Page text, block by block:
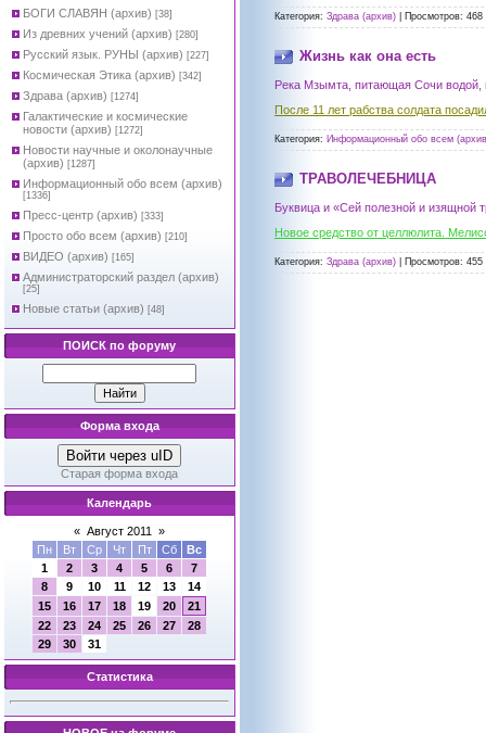
БОГИ СЛАВЯН (архив) [38]
Из древних учений (архив) [280]
Русский язык. РУНЫ (архив) [227]
Космическая Этика (архив) [342]
Здрава (архив) [1274]
Галактические и космические
новости (архив) [1272]
Новости научные и околонаучные
(архив) [1287]
Информационный обо всем (архив)
[1336]
Пресс-центр (архив) [333]
Просто обо всем (архив) [210]
ВИДЕО (архив) [165]
Администраторский раздел (архив)
[25]
Новые статьи (архив) [48]
ПОИСК по форуму
Форма входа
Войти через uID
Старая форма входа
Календарь
« Август 2011
»
Пн
Вт Ср Чт Пт Сб
Вс
1
2 3 4 5 6
7
8
9 10 11 12 13
14
15
16 17 18 19 20
21
22
23 24 25 26 27
28
29
30 31
Статистика
Категория: Здрава (архив) Просмотров: 468
Жизнь как она есть
Река Мзымта, питающая Сочи водой,
После 11 лет рабства солдата
Категория: Информационный обо всем
ТРАВОЛЕЧЕБНИЦА
Буквица и «Сей полезной и изящной
Новое средство от целлюлита.
Категория: Здрава (архив) Просмотров: 455